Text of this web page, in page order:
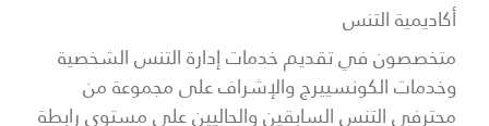
أكاديمية التنس
متخصصون في تقديم خدمات إدارة التنس الشخصية
وخدمات الكونسييرج والإشراف على مجموعة من
محترفي التنس السابقين والحاليين على مستوى رابطة